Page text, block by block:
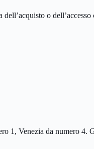
o
1, Venezia da numero